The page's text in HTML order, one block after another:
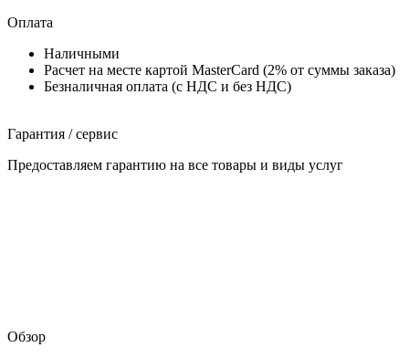
Оплата
Наличными
Расчет на месте картой MasterCard (2% от суммы заказа)
Безналичная оплата (с НДС и без НДС)
Гарантия / сервис
Предоставляем гарантию на все товары и виды услуг
Обзор